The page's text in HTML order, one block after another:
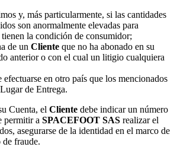
y, más particularmente, si las cantidades
son anormalmente elevadas para
la condición de consumidor;
de un Cliente que no ha abonado en su
anterior o con el cual un litigio cualquiera
efectuarse en otro país que los mencionados
de Entrega.
Cuenta, el Cliente debe indicar un número
permitir a SPACEFOOT SAS realizar el
asegurarse de la identidad en el marco de
fraude.